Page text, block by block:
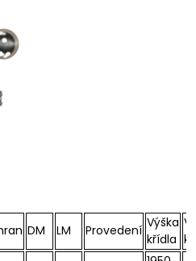
DM LM Provedení Výška
křídla